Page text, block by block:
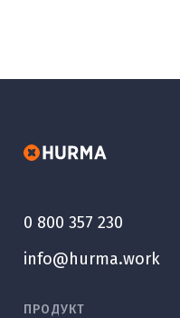
0 800 357 230
info@hurma.work
ПРОДУКТ